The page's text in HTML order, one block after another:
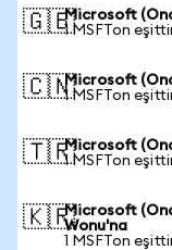
🇬🇧Microsoft
1 MSFTon
🇨🇳Microsoft
1 MSFTon
🇹🇷Microsoft
1 MSFTon
🇰🇷Microsoft
Wonu'na
1 MSFTon